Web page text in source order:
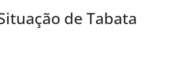
de Tabata